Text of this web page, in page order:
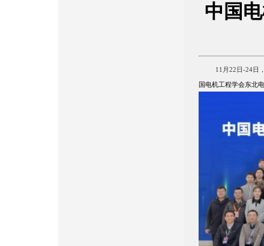
中国
11月22日-24日
国电机工程学会东北